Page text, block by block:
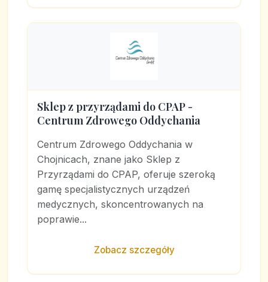
Sklep z przyrządami do CPAP -
Centrum Zdrowego Oddychania
Centrum Zdrowego Oddychania w
Chojnicach, znane jako Sklep z
Przyrządami do CPAP, oferuje szeroką
gamę specjalistycznych urządzeń
medycznych, skoncentrowanych na
poprawie...
Zobacz szczegóły